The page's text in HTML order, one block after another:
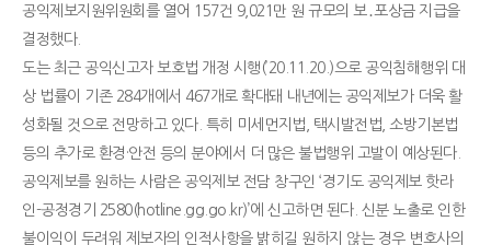
공익제보지원위원회를 열어 157건 9,021만 원 규모의 보․포상금 지급을
결정했다.
도는 최근 공익신고자 보호법 개정 시행(’20.11.20.)으로 공익침해행위 대
상 법률이 기존 284개에서 467개로 확대돼 내년에는 공익제보가 더욱 활
성화될 것으로 전망하고 있다. 특히 미세먼지법, 택시발전법, 소방기본법
등의 추가로 환경·안전 등의 분야에서 더 많은 불법행위 고발이 예상된다.
공익제보를 원하는 사람은 공익제보 전담 창구인 ‘경기도 공익제보 핫라
인-공정경기 2580(hotline.gg.go.kr)’에 신고하면 된다. 신분 노출로 인한
불이익이 두려워 제보자의 인적사항을 밝히길 원하지 않는 경우 변호사의